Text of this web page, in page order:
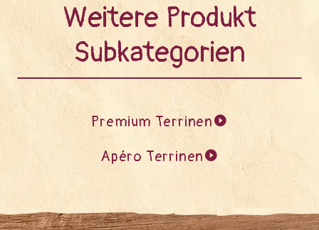
Weitere Produkt
Subkategorien
Premium Terrinen
Apéro Terrinen